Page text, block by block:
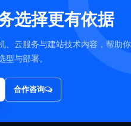
选择更有依据
、云服务与建站技术内容，帮助你
型与部署。
合作咨询